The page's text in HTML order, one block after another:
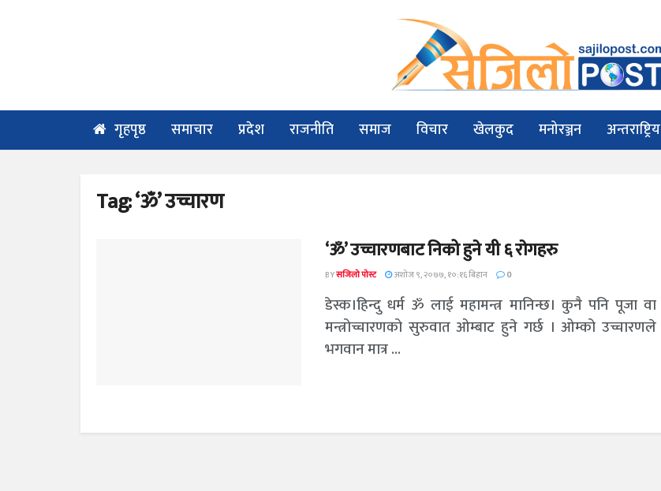
गृहपृष्ठ समाचार प्रदेश राजनीति समाज विचार खेलकुद मनोरञ्जन अन्तराष्ट्रिय
Tag:‘ॐ’ उच्चारण
‘ॐ’ उच्चारणबाट निको हुने यी ६ राेगहरु
BYसजिलो पोस्ट अशोज ९, २०७७, १०:१६ बिहान 0
डेस्क।हिन्दु धर्म ॐ लाई महामन्त्र मानिन्छ। कुनै पनि पूजा वा
मन्त्रोच्चारणको सुरुवात ओम्बाट हुने गर्छ । ओम्को उच्चारणले
भगवान मात्र ...